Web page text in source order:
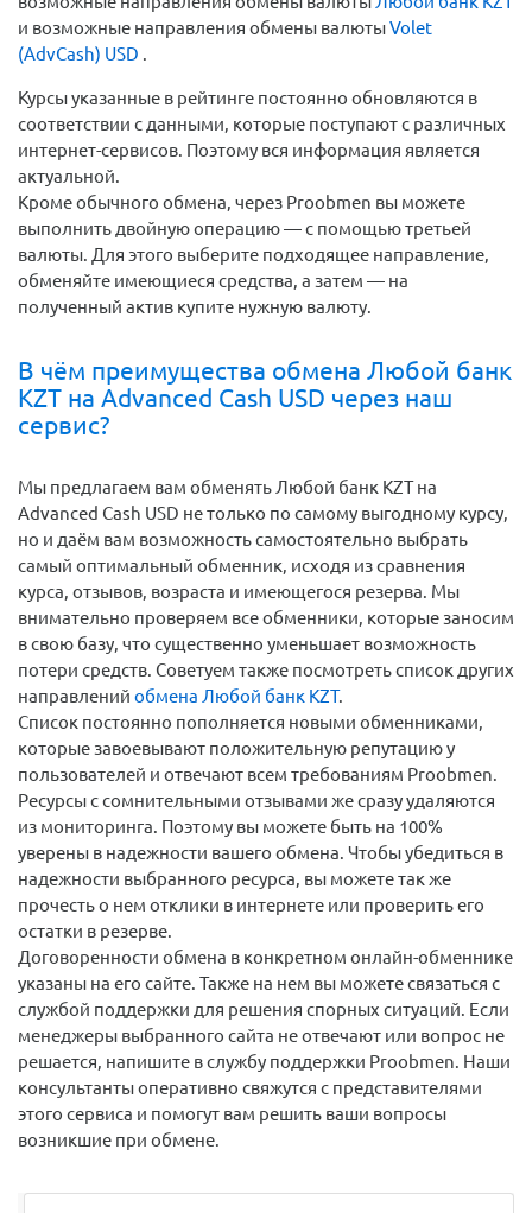
и возможные направления обмены валютыVolet
(AdvCash) USD .
Курсы указанные в рейтинге постоянно обновляются в
соответствии с данными, которые поступают с различных
интернет-сервисов. Поэтому вся информация является
актуальной.
Кроме обычного обмена, через Proobmen вы можете
выполнить двойную операцию — с помощью третьей
валюты. Для этого выберите подходящее направление,
обменяйте имеющиеся средства, а затем — на
полученный актив купите нужную валюту.
В чём преимущества обмена Любой банк
KZT на Advanced Cash USD через наш
сервис?
Мы предлагаем вам обменять Любой банк KZT на
Advanced Cash USD не только по самому выгодному курсу,
но и даём вам возможность самостоятельно выбрать
самый оптимальный обменник, исходя из сравнения
курса, отзывов, возраста и имеющегося резерва. Мы
внимательно проверяем все обменники, которые заносим
в свою базу, что существенно уменьшает возможность
потери средств. Советуем также посмотреть список других
направлений обмена Любой банк KZT.
Список постоянно пополняется новыми обменниками,
которые завоевывают положительную репутацию у
пользователей и отвечают всем требованиям Proobmen.
Ресурсы с сомнительными отзывами же сразу удаляются
из мониторинга. Поэтому вы можете быть на 100%
уверены в надежности вашего обмена. Чтобы убедиться в
надежности выбранного ресурса, вы можете так же
прочесть о нем отклики в интернете или проверить его
остатки в резерве.
Договоренности обмена в конкретном онлайн-обменнике
указаны на его сайте. Также на нем вы можете связаться с
службой поддержки для решения спорных ситуаций. Если
менеджеры выбранного сайта не отвечают или вопрос не
решается, напишите в службу поддержки Proobmen. Наши
консультанты оперативно свяжутся с представителями
этого сервиса и помогут вам решить ваши вопросы
возникшие при обмене.